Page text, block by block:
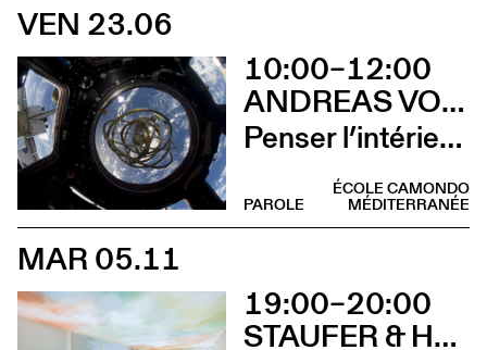
VEN 23.06
10:00–12:00
ANDREAS VOGLER ET EMANUELE COCCIA EN CONVERSATION AVEC CHARLOTTE POUPON
Penser l’intérieur quand l’extérieur n’existe pas?
ÉCOLE CAMONDO
MÉDITERRANÉE
PAROLE
MAR 05.11
19:00–20:00
STAUFER & HASLER ARCHITEKTEN EN CONVERSATION AVEC BENOÎT PIÉRON